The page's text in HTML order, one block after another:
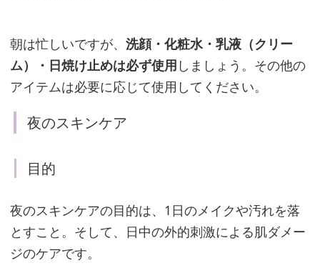
週
1
回
ス
シ
ャ
ル
ケ
ア
「ビ
朝は忙しいですが、 洗顔・化粧水・乳液（クリー
ム）・日焼け止めは必ず使用 しましょう。その他の
アイテムは必要に応じて使用してください。
夜のスキンケア
目的
夜のスキンケアの目的は、1日のメイクや汚れを落
とすこと。そして、日中の外的刺激による肌ダメー
ジのケアです。